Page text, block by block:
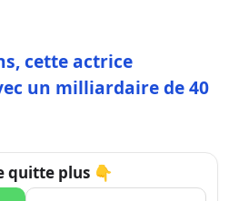
cette actrice
un milliardaire de 40
quitte plus 👇